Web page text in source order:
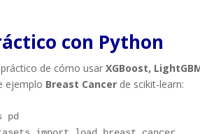
con Python
de cómo usarXGBoost,
ejemplo Breast Cancer de scikit-learn: